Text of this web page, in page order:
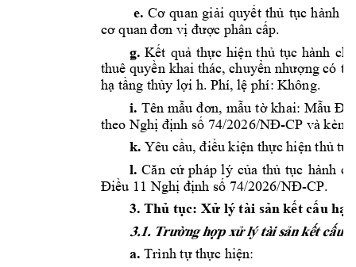
e. Cơ quan giải quyết thủ tục hành
cơ quan đơn vị được phân cấp.
g. Kết quả thực hiện thủ tục hành
thuê quyền khai thác, chuyển nhượng có
hạ tầng thủy lợi h. Phí, lệ phí: Không.
i. Tên mẫu đơn, mẫu tờ khai: Mẫu Đề
theo Nghị định số 74/2026/NĐ-CP và kèm
k. Yêu cầu, điều kiện thực hiện thủ tục
l. Căn cứ pháp lý của thủ tục hành
Điều 11 Nghị định số 74/2026/NĐ-CP.
3. Thủ tục: Xử lý tài sản kết cấu hạ
3.1
. Trườnghợp xửlýtàisảnkếtcấ
u
a. Trình tự thực hiện: